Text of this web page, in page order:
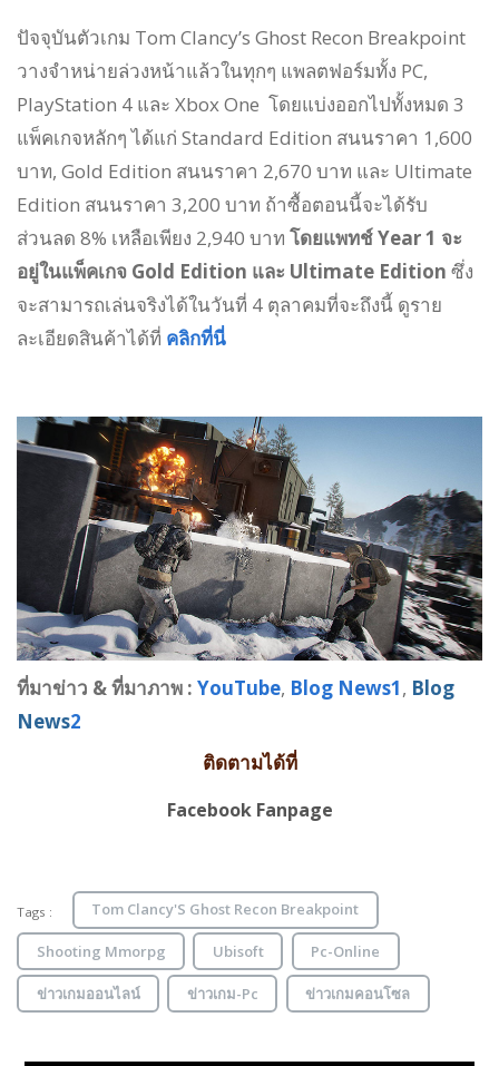
ปัจจุบันตัวเกม Tom Clancy’s Ghost Recon Breakpoint
วางจำหน่ายล่วงหน้าแล้วในทุกๆ แพลตฟอร์มทั้ง PC,
PlayStation 4 และ Xbox One โดยแบ่งออกไปทั้งหมด 3
แพ็คเกจหลักๆ ได้แก่ Standard Edition สนนราคา 1,600
บาท, Gold Edition สนนราคา 2,670 บาท และ Ultimate
Edition สนนราคา 3,200 บาท ถ้าซื้อตอนนี้จะได้รับ
ส่วนลด 8% เหลือเพียง 2,940 บาท โดยแพทช์ Year 1 จะ
อยู่ในแพ็คเกจ Gold Edition และ Ultimate Edition ซึ่ง
จะสามารถเล่นจริงได้ในวันที่ 4 ตุลาคมที่จะถึงนี้ ดูราย
ละเอียดสินค้าได้ที่ คลิกที่นี่
ที่มาข่าว &ที่มาภาพ : YouTube, Blog News1, Blog
News2
ติดตามได้ที่
Facebook Fanpage
Tags : Tom Clancy'S Ghost Recon Breakpoint
Shooting Mmorpg Ubisoft Pc-Online
ข่าวเกมออนไลน์ ข่าวเกม-Pc ข่าวเกมคอนโซล